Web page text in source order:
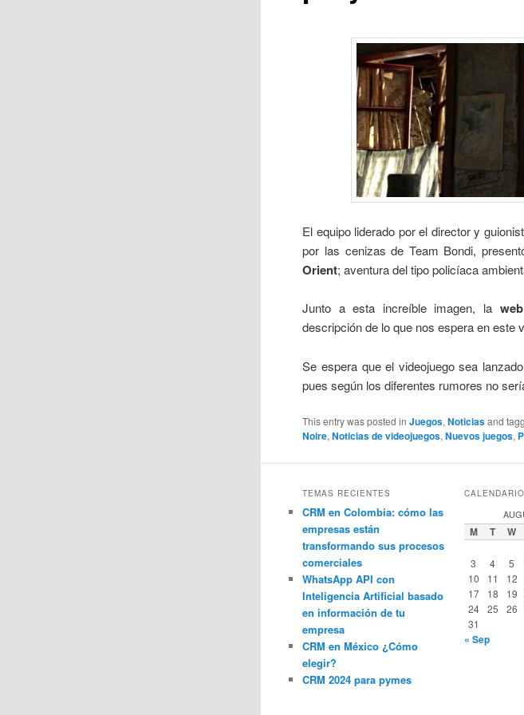
El equipo liderado por el director y
por las cenizas de Team Bondi,
Orient; aventura del tipo policíaca
Junto a esta increíble imagen, la
descripción de lo que nos espera en este
Se espera que el videojuego sea
pues según los diferentes rumores no
This entry was posted inJuegos,Noticiasand
Noire,Noticias de videojuegos,Nuevos juegos,
TEMAS RECIENTES
CRM en Colombia: cómo las
empresas están
transformando sus procesos
comerciales
WhatsApp API con
Inteligencia Artificial basado
en información de tu
empresa
CRM en México ¿Cómo
elegir?
CRM 2024 para pymes
CALENDARIO
M T W
3
4 5
10
11 12
17
18 19
24
25 26
31
« Sep